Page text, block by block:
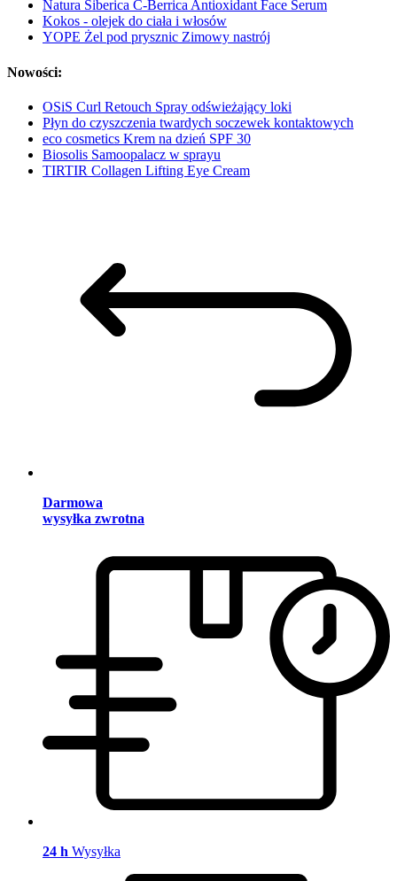
Natura Siberica C-Berrica Antioxidant Face Serum
Kokos - olejek do ciała i włosów
YOPE Żel pod prysznic Zimowy nastrój
Nowości:
OSiS Curl Retouch Spray odświeżający loki
Płyn do czyszczenia twardych soczewek kontaktowych
eco cosmetics Krem na dzień SPF 30
Biosolis Samoopalacz w sprayu
TIRTIR Collagen Lifting Eye Cream
Darmowa
wysyłka zwrotna
24 h Wysyłka